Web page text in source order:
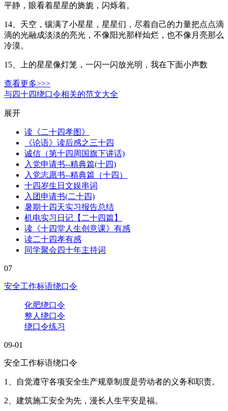
平静，眼看着星星的旖旎，闪烁着。
14、天空，镶满了小星星，星星们，尽着自己的力量把点点滴
滴的光融成淡淡的亮光，不像阳光那样灿烂，也不像月亮那么
冷漠。
15、上的星星像灯笼，一闪一闪放光明，我在下面小声数
查看更多>>>
与四十四绕口令相关的范文大全
展开
读《二十四孝图》
《论语》读后感之三十四
诚信（第十四周国旗下讲话)
入党申请书--精典篇(十四)
入党志愿书--精典篇（十四）
十四岁生日文娱串词
入团申请书(二十四)
暑期十四天实习报告总结
机电实习日记【二十四篇】
读《十四堂人生创意课》有感
读二十四孝有感
同学聚会四十年主持词
07
安全工作标语绕口令
化肥绕口令
整人绕口令
绕口令练习
09-01
安全工作标语绕口令
1、自觉遵守各项安全生产规章制度是劳动者的义务和职责。
2、建筑施工安全为先，漫长人生平安是福。